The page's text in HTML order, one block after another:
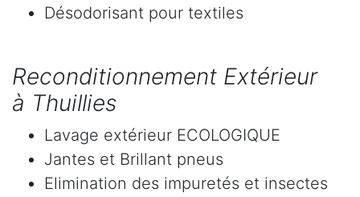
Désodorisant pour textiles
Reconditionnement Extérieur
à Thuillies
Lavage extérieur ECOLOGIQUE
Jantes et Brillant pneus
Elimination des impuretés et insectes